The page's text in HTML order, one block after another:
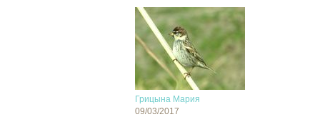
Грицына Мария
09/03/2017